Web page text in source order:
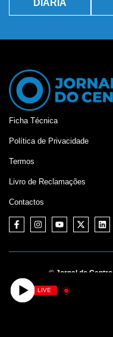
DIÁRIA
Ficha Técnica
Política de Privacidade
Termos
Livro de Reclamações
Contactos
© Jornal do Centro,
LIVE